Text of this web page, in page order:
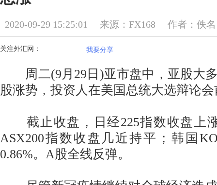
2020-09-29 15:25:01 来源：FX168 作者：佚名
关注外汇网： 我要分享
周二(9月29日)亚市盘中，亚股大
股涨势，投资人在美国总统大选辩论
截止收盘，日经225指数收盘上涨
ASX200指数收盘几近持平；韩国
0.86%。A股全线反弹。